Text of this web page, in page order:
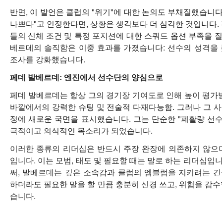
반면, 이 발언은 클럽의 "위기"에 대한 논의도 부채질했습니
나쁘다"고 인정한다면, 상황은 생각보다 더 심각한 것입니다
들의 신체 조건 및 특정 포지션에 대한 스쿼드 옵션 부족을
베르데의 솔직함은 이중 효과를 가졌습니다: 선수의 성격
조사를 강화했습니다.
페데 발베르데: 엔진에서 선수단의 양심으로
페데 발베르데는 항상 그의 경기장 기여도로 인해 높이 평
바깥에서의 강력한 슈팅 및 전술적 다재다능함. 그러나 그
정에 새로운 국면을 표시했습니다. 그는 단순한 "폐활량 선
극적이고 의식적인 목소리가 되었습니다.
이러한 종류의 리더십은 반드시 주장 완장에 의존하지 않
입니다. 이는 모범, 태도 및 필요할 때는 말로 하는 리더십입
써, 발베르데는 깊은 소속감과 클럽의 엠블럼을 지키려는
하더라도 필요한 말을 할 만큼 충분히 신경 쓰고, 위험을 감
습니다.